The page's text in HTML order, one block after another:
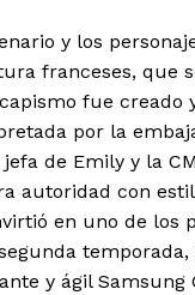
y los
franceses, que
fue
por la
de Emily y la
autoridad con
en uno de los
y ágil